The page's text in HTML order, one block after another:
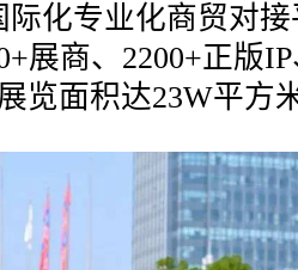
化专业化商贸对
展商、2200+正版
览面积达23W平方